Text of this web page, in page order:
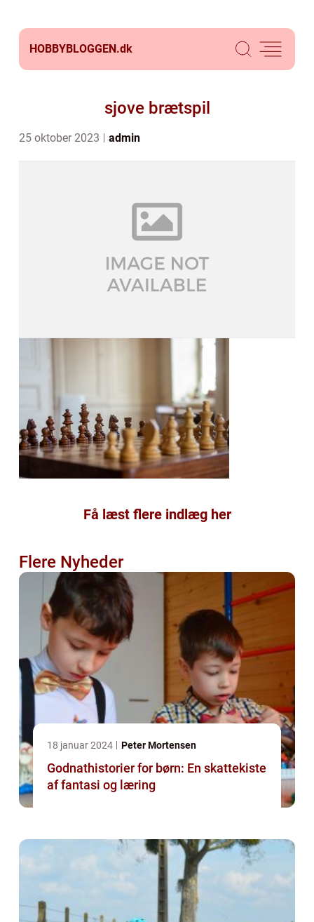
HOBBYBLOGGEN.dk
sjove brætspil
25 oktober 2023 admin
Få læst flere indlæg her
Flere Nyheder
18 januar 2024 Peter Mortensen
Godnathistorier for børn: En skattekiste
af fantasi og læring